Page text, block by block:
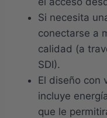
Si necesita
conectarse a
calidad (a
SDI).
El diseño con
incluye
que le